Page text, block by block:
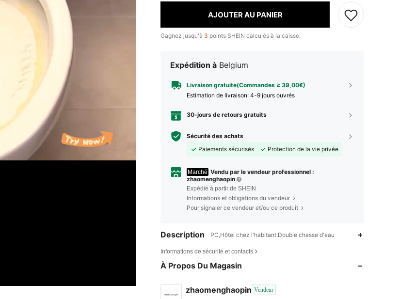
AJOUTER AU PANIER
Gagnez jusqu'à 3 points SHEIN calculés à la caisse.
Expédition à Belgium
Livraison gratuite(Commandes ≥ 39,00€)
Estimation de livraison: 4-9 jours ouvrés
30-jours de retours gratuits
Sécurité des achats
Paiements sécurisés
Protection de la vie privée
Marché Vendu par le vendeur professionnel :
zhaomenghaopin
Expédié à partir de SHEIN
Informations et obligations du vendeur
Pour signaler ce vendeur et/ou ce produit
Description PC,Hôtel chez l'habitant,Double chasse d'eau
Informations de sécurité et contacts
À Propos Du Magasin
zhaomenghaopin Vendeur